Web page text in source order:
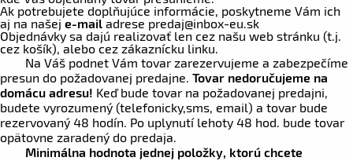
Ak potrebujete doplňujúce informácie, poskytneme Vám ich
aj na našeje-mailadrese predaj@inbox-eu.sk
Objednávky sa dajú realizovať len cez našu web stránku (t.j.
cez košík), alebo cez zákaznícku linku.
Na Váš podnet Vám tovar zarezervujeme a zabezpečíme
presun do požadovanej predajne. Tovar nedoručujeme na
domácu adresu! Keď bude tovar na požadovanej predajni,
budete vyrozumený (telefonicky,sms, email) a tovar bude
rezervovaný 48 hodín. Po uplynutí lehoty 48 hod. bude tovar
opätovne zaradený do predaja.
Minimálna hodnota jednej položky, ktorú chcete